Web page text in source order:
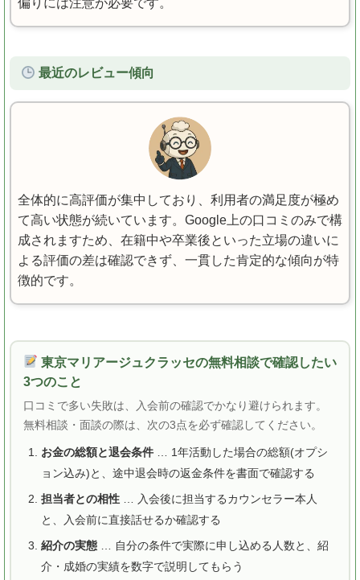
偏りには注意が必要です。
最近のレビュー傾向
全体的に高評価が集中しており、利用者の満足度が極め
て高い状態が続いています。Google上の口コミのみで構
成されますため、在籍中や卒業後といった立場の違いに
よる評価の差は確認できず、一貫した肯定的な傾向が特
徴的です。
東京マリアージュクラッセの無料相談で確認したい
3つのこと
口コミで多い失敗は、入会前の確認でかなり避けられます。
無料相談・面談の際は、次の3点を必ず確認してください。
お金の総額と退会条件… 1年活動した場合の総額(オプシ
ョン込み)と、途中退会時の返金条件を書面で確認する
担当者との相性… 入会後に担当するカウンセラー本人
と、入会前に直接話せるか確認する
紹介の実態… 自分の条件で実際に申し込める人数と、紹
介・成婚の実績を数字で説明してもらう